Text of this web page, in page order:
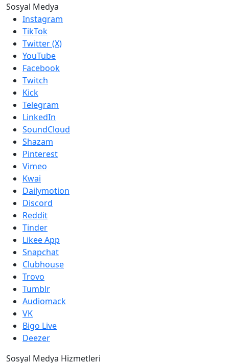
Sosyal Medya
Instagram
TikTok
Twitter (X)
YouTube
Facebook
Twitch
Kick
Telegram
LinkedIn
SoundCloud
Shazam
Pinterest
Vimeo
Kwai
Dailymotion
Discord
Reddit
Tinder
Likee App
Snapchat
Clubhouse
Trovo
Tumblr
Audiomack
VK
Bigo Live
Deezer
Sosyal Medya Hizmetleri